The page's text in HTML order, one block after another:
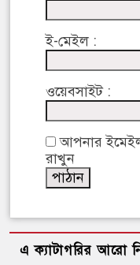
ই-মেইল :
ওয়েবসাইট :
আপনার
রাখুন
এ ক্যাটাগরির আরো